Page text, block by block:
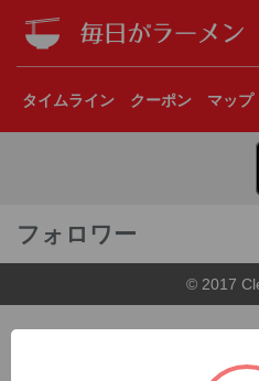
タイムライン クーポン マップ
フォロワー
© 2017